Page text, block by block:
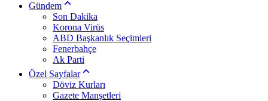
Gündem
Son Dakika
Korona Virüs
ABD Başkanlık Seçimleri
Fenerbahçe
Ak Parti
Özel Sayfalar
Döviz Kurları
Gazete Manşetleri